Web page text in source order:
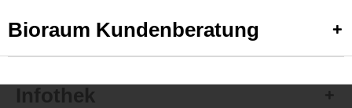
Bioraum Kundenberatung
Infothek